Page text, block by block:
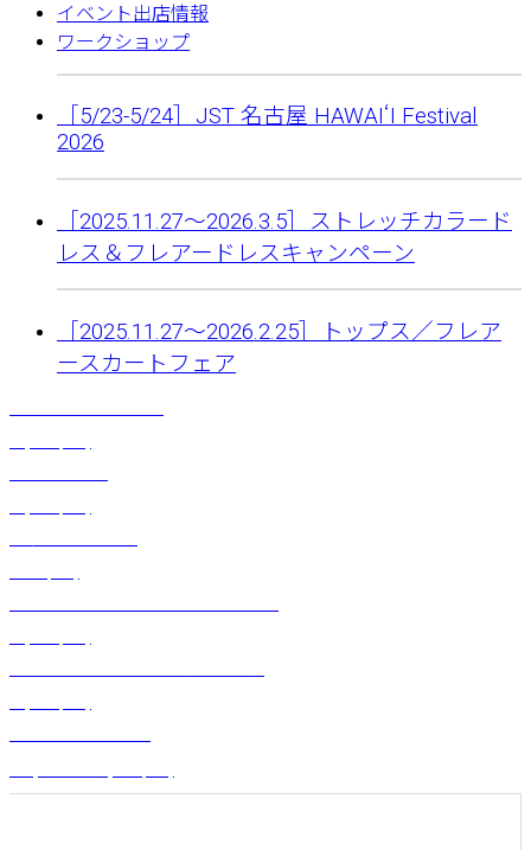
イベント出店情報
ワークショップ
［5/23-5/24］JST 名古屋 HAWAIʻI Festival
2026
［2025.11.27〜2026.3.5］ストレッチカラード
レス＆フレアードレスキャンペーン
［2025.11.27〜2026.2.25］トップス／フレア
ースカートフェア